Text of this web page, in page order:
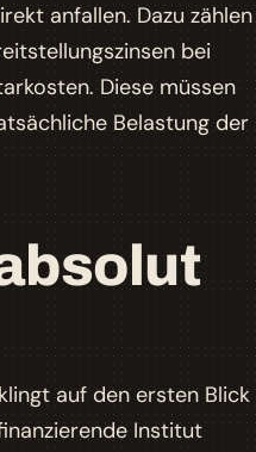
anfallen. Dazu zählen
bei
Diese müssen
Belastung der
auf den ersten Blick
Institut